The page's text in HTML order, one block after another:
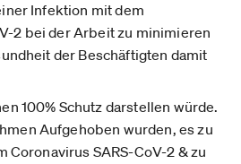
Infektion mit dem
2 bei der Arbeit zu minimieren
der Beschäftigten damit
100% Schutz darstellen würde.
Aufgehoben wurden, es zu
Coronavirus SARS-CoV-2 & zu